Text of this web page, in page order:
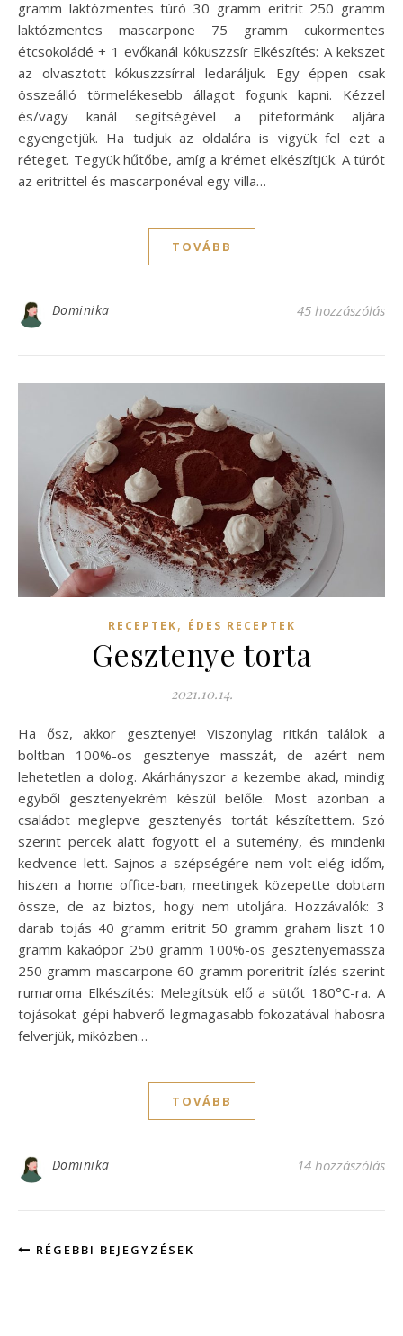
gramm laktózmentes túró 30 gramm eritrit 250 gramm
laktózmentes mascarpone 75 gramm cukormentes
étcsokoládé + 1 evőkanál kókuszzsír Elkészítés: A kekszet
az olvasztott kókuszzsírral ledaráljuk. Egy éppen csak
összeálló törmelékesebb állagot fogunk kapni. Kézzel
és/vagy kanál segítségével a piteformánk aljára
egyengetjük. Ha tudjuk az oldalára is vigyük fel ezt a
réteget. Tegyük hűtőbe, amíg a krémet elkészítjük. A túrót
az eritrittel és mascarponéval egy villa…
TOVÁBB
Dominika 45 hozzászólás
RECEPTEK, ÉDES RECEPTEK
Gesztenye torta
2021.10.14.
Ha ősz, akkor gesztenye! Viszonylag ritkán találok a
boltban 100%-os gesztenye masszát, de azért nem
lehetetlen a dolog. Akárhányszor a kezembe akad, mindig
egyből gesztenyekrém készül belőle. Most azonban a
családot meglepve gesztenyés tortát készítettem. Szó
szerint percek alatt fogyott el a sütemény, és mindenki
kedvence lett. Sajnos a szépségére nem volt elég időm,
hiszen a home office-ban, meetingek közepette dobtam
össze, de az biztos, hogy nem utoljára. Hozzávalók: 3
darab tojás 40 gramm eritrit 50 gramm graham liszt 10
gramm kakaópor 250 gramm 100%-os gesztenyemassza
250 gramm mascarpone 60 gramm poreritrit ízlés szerint
rumaroma Elkészítés: Melegítsük elő a sütőt 180°C-ra. A
tojásokat gépi habverő legmagasabb fokozatával habosra
felverjük, miközben…
TOVÁBB
Dominika 14 hozzászólás
RÉGEBBI BEJEGYZÉSEK